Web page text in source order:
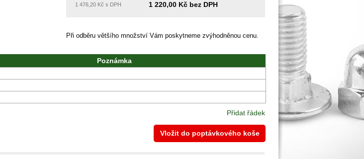
1 476,20 Kč s DPH
1 220,00 Kč bez DPH
Při odběru většího množství Vám poskytneme zvýhodněnou cenu.
Poznámka
Přidat řádek
Vložit do poptávkového koše